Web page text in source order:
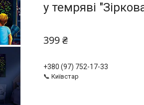
у темряві
399 ₴
+380 (97) 752-17-33
📞 Київстар